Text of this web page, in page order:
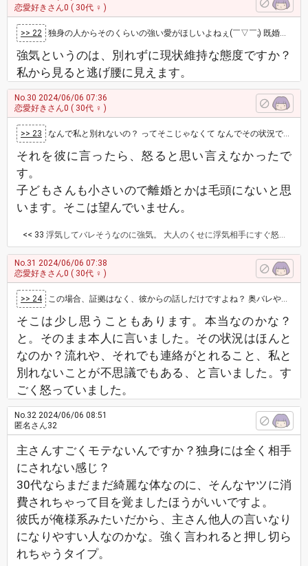
恋愛好きさん0 ( 30代 ♀ )
>> 22 独身の人からそのくらいの強い愛がほしいよねぇ(￣▽￣;) 既婚者にそんな強気で来られてもww 所詮不倫やん… そのくらい強気なら奥さん…
強気というのは、別れずに現状維持な態度ですか？
私から見ると逃げ腰に見えます。
No.30 2024/06/06 07:36
恋愛好きさん0 ( 30代 ♀ )
>> 23 なんで私と別れないの？ ってそこじゃなくて なんでその状況でも奥さんと別れないの？ と聞けばよかったのでは？ しばらく会…
それを彼に言ったら、怒ると思い言えなかったで
す。
子どもさんも小さいので離婚とかは毛頭にないと思
います。そこは望んでいません。
<< 33 浮気してバレそうなのに強気。 大人のくせに浮気相手にすぐ怒る。 離婚する気もないし、子持ちだし、浮気相手との関係切る気も無い。 離婚しないだろうことが分かっているのに、 主さんはこの人とこのままでいいの？ 社会的にも認められず、慰謝料を払うことになるリスクもあって、最終的にも自分のものにならない男と続けていくの？ 40代とかになって、誰にも相手にされなくなってから 気が付いても遅いんだよ？！ 主さんしか知らないこの人の魅力はきっとあると思う。 あと、同年代の売れ残りに魅力がないのもすごく分かる。 先がないこの恋愛は、いつか終わりが来ます。 どうしようもなくなる前に、いいきっかけが来たと思って ここで終わりにする勇気を持ったらどうですか？ 今は辛くても、いつかあの時あんな男と別れて良かった～ って思える日が絶対来ますから！
No.31 2024/06/06 07:38
恋愛好きさん0 ( 30代 ♀ )
>> 24 この場合、証拠はなく、彼からの話しだけですよね？ 奥バレや喧嘩が本当か、まず分からない。彼の罪悪感による、牽制かもしれない。 L…
そこは少し思うこともあります。本当なのかな？
と。そのまま本人に言いました。その状況はほんと
なのか？流れや、それでも連絡がとれること、私と
別れないことが不思議でもある、と言いました。す
ごく怒っていました。
No.32 2024/06/06 08:51
匿名さん32
主さんすごくモテないんですか？独身には全く相手
にされない感じ？
30代ならまだまだ綺麗な体なのに、そんなヤツに消
費されちゃって目を覚ましたほうがいいですよ。
彼氏が俺様系みたいだから、主さん他人の言いなり
になりやすい人なのかな。強く言われると押し切ら
れちゃうタイプ。